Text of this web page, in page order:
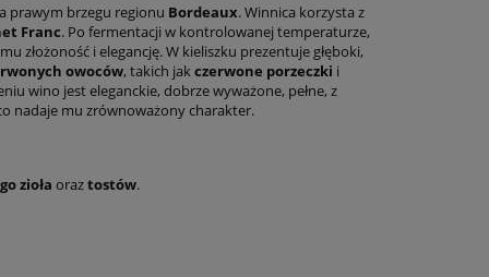
prawym brzegu regionu Bordeaux. Winnica korzysta z
Franc. Po fermentacji w kontrolowanej temperaturze,
złożoność i elegancję. W kieliszku prezentuje głęboki,
owoców, takich jakczerwone porzeczki i
wino jest eleganckie, dobrze wyważone, pełne, z
nadaje mu zrównoważony charakter.
zioła oraztostów.